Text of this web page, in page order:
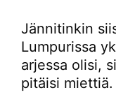
Jännitinkin
Lumpurissa
arjessa olisi,
pitäisi miettiä.